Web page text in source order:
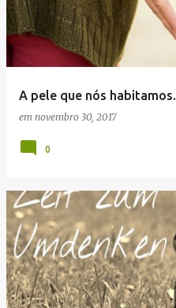
A pele que nós habitamos.
em novembro 30, 2017
0